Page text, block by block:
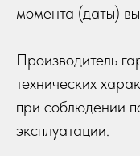
момента (даты)
Производитель
технических
при соблюдении
эксплуатации.